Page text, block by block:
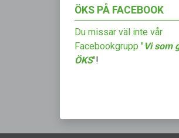
ÖKS PÅ FACEBOOK
Du missar väl inte vår
Facebookgrupp "Vi som
ÖKS"!